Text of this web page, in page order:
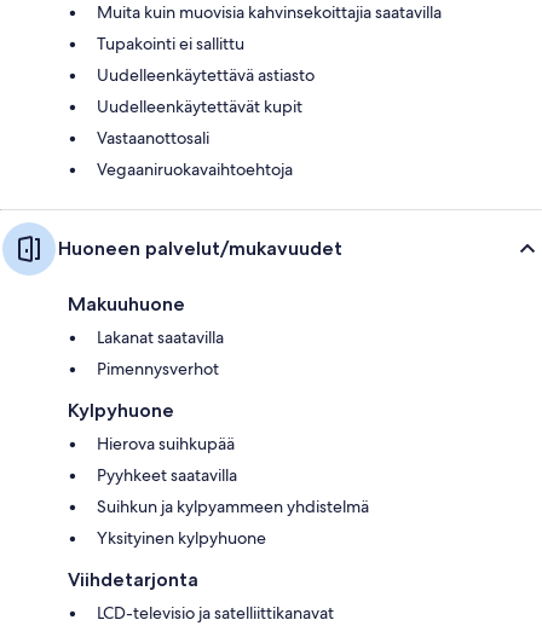
Muita kuin muovisia kahvinsekoittajia saatavilla
Tupakointi ei sallittu
Uudelleenkäytettävä astiasto
Uudelleenkäytettävät kupit
Vastaanottosali
Vegaaniruokavaihtoehtoja
Huoneen palvelut/mukavuudet
Makuuhuone
Lakanat saatavilla
Pimennysverhot
Kylpyhuone
Hierova suihkupää
Pyyhkeet saatavilla
Suihkun ja kylpyammeen yhdistelmä
Yksityinen kylpyhuone
Viihdetarjonta
LCD-televisio ja satelliittikanavat